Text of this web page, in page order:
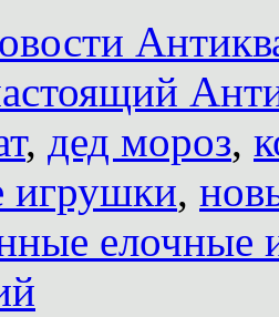
, дед мороз,
игрушки,
елочные